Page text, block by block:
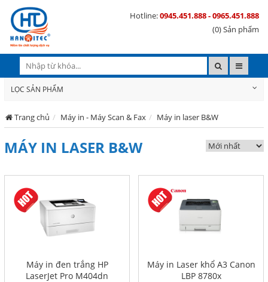
Hotline:0945.451.888 - 0965.451.888
(0) Sản phẩm
LỌC SẢN PHẨM
Trang chủ Máy in - Máy Scan & Fax Máy in laser B&W
MÁY IN LASER B&W
Máy in đen trắng HP
LaserJet Pro M404dn
Máy in Laser khổ A3 Canon
LBP 8780x